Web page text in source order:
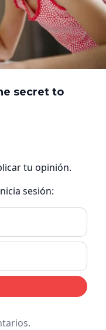
tu opinión.
sesión: